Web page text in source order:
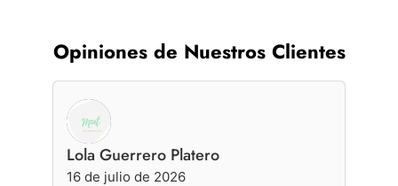
Opiniones de Nuestros Clientes
Lola Guerrero Platero
16 de julio de 2026